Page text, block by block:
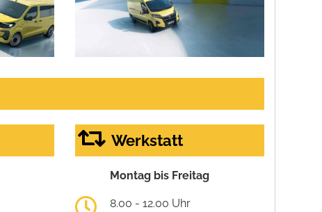
Werkstatt
Montag bis Freitag
8.00 - 12.00 Uhr